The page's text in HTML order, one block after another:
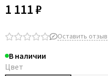
1 111 ₽
Оставить отзыв
В наличии
Цвет